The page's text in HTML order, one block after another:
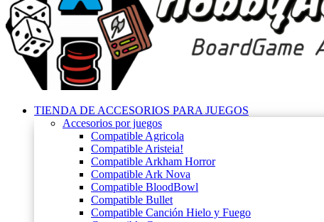
TIENDA DE ACCESORIOS PARA JUEGOS
Accesorios por juegos
Compatible Agricola
Compatible Aristeia!
Compatible Arkham Horror
Compatible Ark Nova
Compatible BloodBowl
Compatible Bullet
Compatible Canción Hielo y Fuego